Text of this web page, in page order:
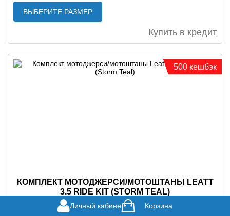
ВЫБЕРИТЕ РАЗМЕР
Купить в кредит
КОМПЛЕКТ МОТОДЖЕРСИ/МОТОШТАНЫ LEATT
3.5 RIDE KIT (STORM TEAL)
500 кешбэк
Личный кабинет Корзина